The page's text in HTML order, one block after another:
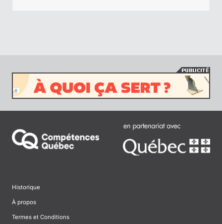
Historique
À propos
Termes et Conditions